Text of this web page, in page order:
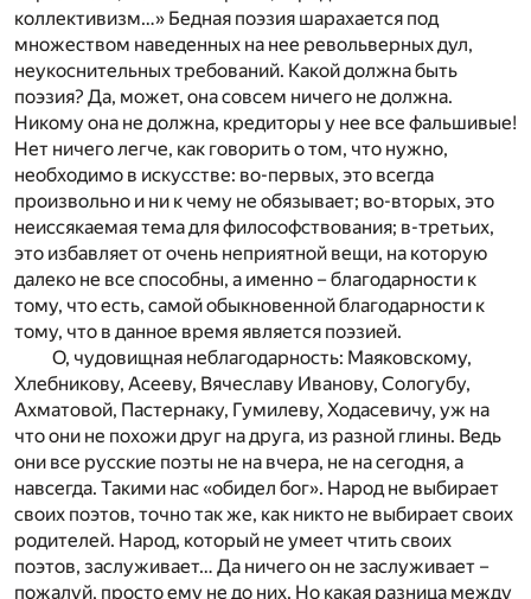
коллективизм…» Бедная поэзия шарахается под
множеством наведенных на нее револьверных дул,
неукоснительных требований. Какой должна быть
поэзия? Да, может, она совсем ничего не должна.
Никому она не должна, кредиторы у нее все фальшивые!
Нет ничего легче, как говорить о том, что нужно,
необходимо в искусстве: во-первых, это всегда
произвольно и ни к чему не обязывает; во-вторых, это
неиссякаемая тема для философствования; в-третьих,
это избавляет от очень неприятной вещи, на которую
далеко не все способны, а именно – благодарности к
тому, что есть, самой обыкновенной благодарности к
тому, что в данное время является поэзией.
О, чудовищная неблагодарность: Маяковскому,
Хлебникову, Асееву, Вячеславу Иванову, Сологубу,
Ахматовой, Пастернаку, Гумилеву, Ходасевичу, уж на
что они не похожи друг на друга, из разной глины. Ведь
они все русские поэты не на вчера, не на сегодня, а
навсегда. Такими нас «обидел бог». Народ не выбирает
своих поэтов, точно так же, как никто не выбирает своих
родителей. Народ, который не умеет чтить своих
поэтов, заслуживает… Да ничего он не заслуживает –
пожалуй, просто ему не до них. Но какая разница между